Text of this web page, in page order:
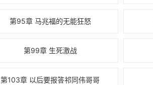
第95章 马兆福的无能狂怒
第99章 生死激战
第103章 以后要报答祁同伟哥哥